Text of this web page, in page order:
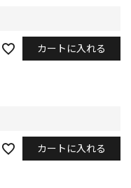
カートに入れる
カートに入れる